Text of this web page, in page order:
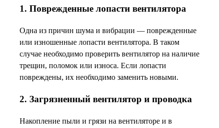
1. Поврежденные лопасти вентилятора
Одна из причин шума и вибрации — поврежденные
или изношенные лопасти вентилятора. В таком
случае необходимо проверить вентилятор на наличие
трещин, поломок или износа. Если лопасти
повреждены, их необходимо заменить новыми.
2. Загрязненный вентилятор и проводка
Накопление пыли и грязи на вентиляторе и в